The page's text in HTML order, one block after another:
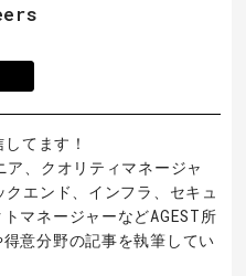
てます！
ア、クオリティマネージャ
エンド、インフラ、セキュ
マネージャーなどAGEST所
意分野の記事を執筆してい